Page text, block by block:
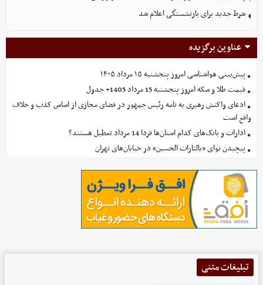
شرط جدید برای بازنشستگی اعلام شد
عناوین برگزیده
پیش‌بینی هواشناسی امروز پنجشنبه ۱۵ مرداد ۱۴۰۵
قیمت طلا و سکه امروز پنجشنبه 15 مرداد 1405+ جدول
ادعای واکنش رهبری به نامه رئیس جمهور در فضای مجازی از اساس کذب و خلاف
واقع است
ادارات و بانک‌های کدام استان‌ها فردا 14 مرداد تعطیل هستند؟
پیچیدن نوای «یالثارات الحسین» در خیابان‌های تهران
تبلیغات متنی